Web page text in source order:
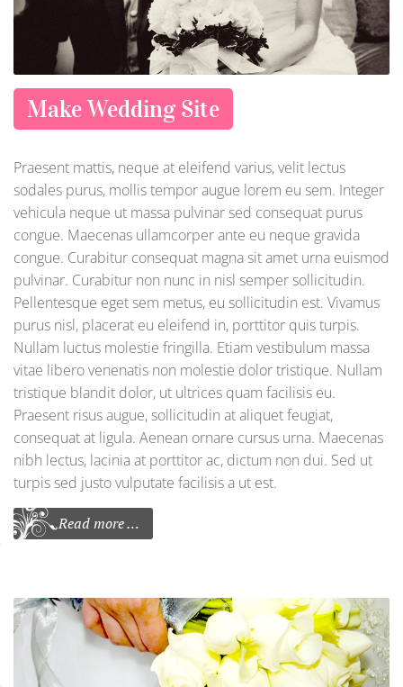
Make Wedding Site
Praesent mattis, neque at eleifend varius, velit lectus
sodales purus, mollis tempor augue lorem eu sem. Integer
vehicula neque ut massa pulvinar sed consequat purus
congue. Maecenas ullamcorper ante eu neque gravida
congue. Curabitur consequat magna sit amet urna euismod
pulvinar. Curabitur non nunc in nisl semper sollicitudin.
Pellentesque eget sem metus, eu sollicitudin est. Vivamus
purus nisl, placerat eu eleifend in, porttitor quis turpis.
Nullam luctus molestie fringilla. Etiam vestibulum massa
vitae libero venenatis non molestie dolor tristique. Nullam
tristique blandit dolor, ut ultrices quam facilisis eu.
Praesent risus augue, sollicitudin at aliquet feugiat,
consequat at ligula. Aenean ornare cursus urna. Maecenas
nibh lectus, lacinia at porttitor ac, dictum non dui. Sed ut
turpis sed justo vulputate facilisis a ut est.
Read more …